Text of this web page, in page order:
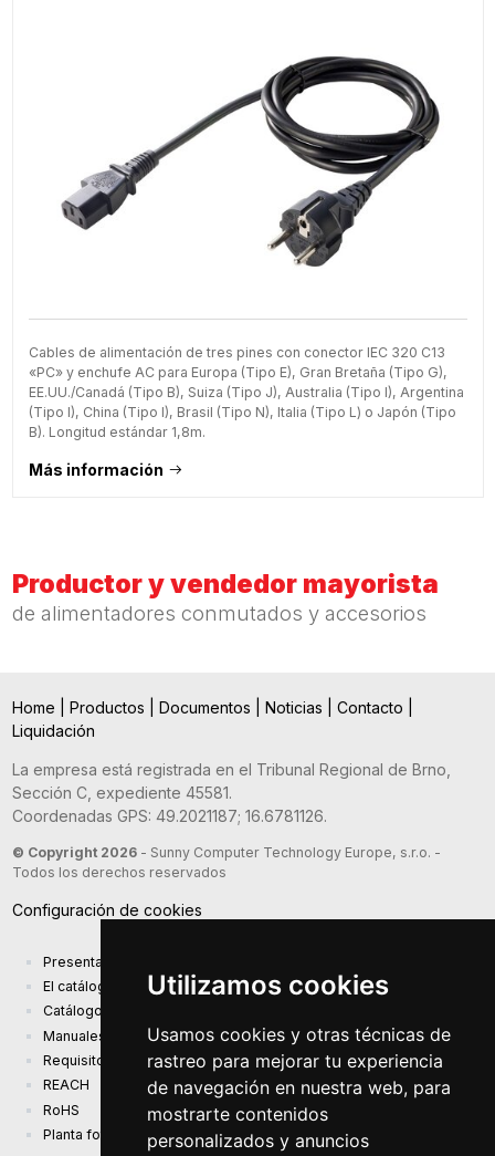
Utilizamos cookies
Usamos cookies y otras técnicas de
rastreo para mejorar tu experiencia
de navegación en nuestra web, para
mostrarte contenidos
personalizados y anuncios
Cables de alimentación de tres pines con conector IEC 320 C13
«PC» y enchufe AC para Europa (Tipo E), Gran Bretaña (Tipo G),
EE.UU./Canadá (Tipo B), Suiza (Tipo J), Australia (Tipo I), Argentina
(Tipo I), China (Tipo I), Brasil (Tipo N), Italia (Tipo L) o Japón (Tipo
B). Longitud estándar 1,8m.
Más información
Productor y vendedor mayorista
de alimentadores conmutados y accesorios
Home Productos Documentos Noticias Contacto
Liquidación
La empresa está registrada en el Tribunal Regional de Brno,
Sección C, expediente 45581.
Coordenadas GPS: 49.2021187; 16.6781126.
© Copyright 2026- Sunny Computer Technology Europe, s.r.o. -
Todos los derechos reservados
Configuración de cookies
Presentación de la compañía
El catálogo de productos actual
Catálogo de presentación
Manuales
Requisitos de diseño ecológico (EU) 2019/1782
REACH
RoHS
Planta fotovoltaica